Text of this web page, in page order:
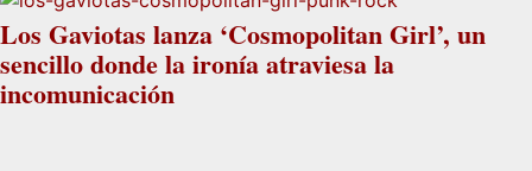
Los Gaviotas lanza ‘Cosmopolitan Girl’, un
sencillo donde la ironía atraviesa la
incomunicación